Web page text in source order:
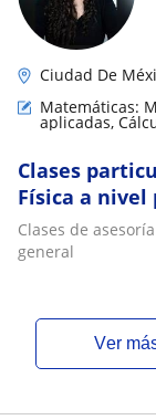
Ciudad De
Matemáticas:
aplicadas,
Clases
Física a
Clases de
general
ver